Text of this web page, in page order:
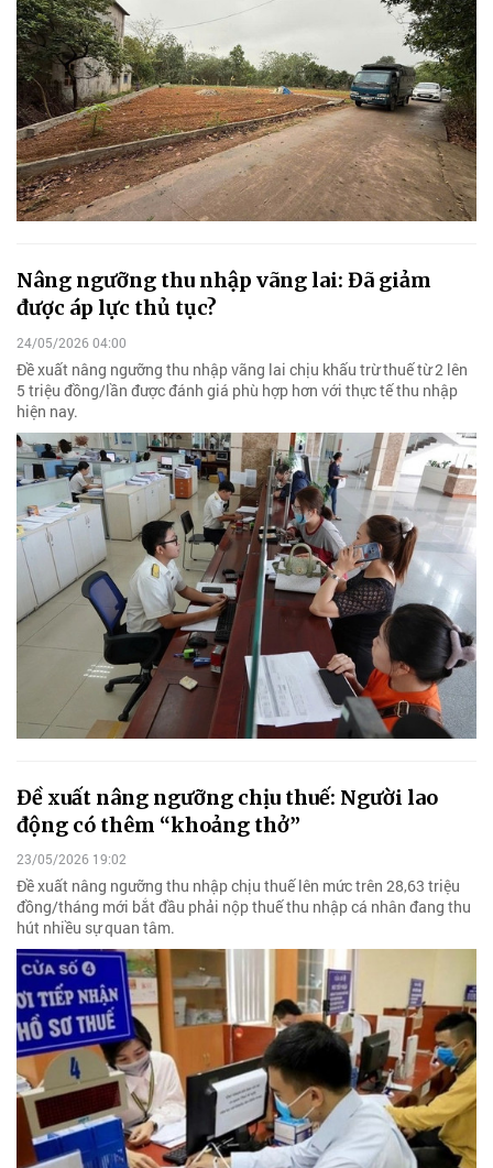
Nâng ngưỡng thu nhập vãng lai: Đã giảm
được áp lực thủ tục?
24/05/2026 04:00
Đề xuất nâng ngưỡng thu nhập vãng lai chịu khấu trừ thuế từ 2 lên
5 triệu đồng/lần được đánh giá phù hợp hơn với thực tế thu nhập
hiện nay.
Đề xuất nâng ngưỡng chịu thuế: Người lao
động có thêm “khoảng thở”
23/05/2026 19:02
Đề xuất nâng ngưỡng thu nhập chịu thuế lên mức trên 28,63 triệu
đồng/tháng mới bắt đầu phải nộp thuế thu nhập cá nhân đang thu
hút nhiều sự quan tâm.